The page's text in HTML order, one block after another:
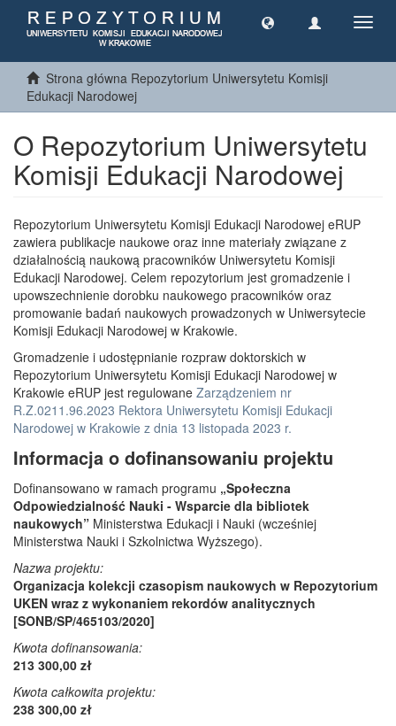
Strona główna Repozytorium Uniwersytetu Komisji
Edukacji Narodowej
O Repozytorium Uniwersytetu
Komisji Edukacji Narodowej
Repozytorium Uniwersytetu Komisji Edukacji Narodowej eRUP
zawiera publikacje naukowe oraz inne materiały związane z
działalnością naukową pracowników Uniwersytetu Komisji
Edukacji Narodowej. Celem repozytorium jest gromadzenie i
upowszechnienie dorobku naukowego pracowników oraz
promowanie badań naukowych prowadzonych w Uniwersytecie
Komisji Edukacji Narodowej w Krakowie.
Gromadzenie i udostępnianie rozpraw doktorskich w
Repozytorium Uniwersytetu Komisji Edukacji Narodowej w
Krakowie eRUP jest regulowane Zarządzeniem nr
R.Z.0211.96.2023 Rektora Uniwersytetu Komisji Edukacji
Narodowej w Krakowie z dnia 13 listopada 2023 r.
Informacja o dofinansowaniu projektu
Dofinansowano w ramach programu „Społeczna
Odpowiedzialność Nauki - Wsparcie dla bibliotek
naukowych” Ministerstwa Edukacji i Nauki (wcześniej
Ministerstwa Nauki i Szkolnictwa Wyższego).
Nazwa projektu:
Organizacja kolekcji czasopism naukowych w Repozytorium
UKEN wraz z wykonaniem rekordów analitycznych
[SONB/SP/465103/2020]
Kwota dofinansowania:
213 300,00 zł
Kwota całkowita projektu:
238 300,00 zł